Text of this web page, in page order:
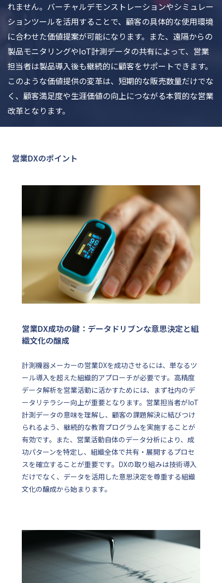
れません。バーチャルデモンストレーションやシミュレー
ションツールを活用することで、顧客の具体的な使用環境
に合わせた価値提案が可能になります。また、遠隔からの
製品モニタリングやIoT計測データの共有によって、営業
担当者は製品導入後も継続的に顧客をサポートできます。
このような価値提供の変革は、短期的な販売数量だけでな
く、顧客満足度や生涯価値の向上につながる本質的な営業
改革となります。
営業DXのポイント
営業DX成功の鍵：データドリブンな意思決定と組
織文化の醸成
計測機器メーカーの営業DXを成功させるには、単なるツ
ール導入を超えた組織的アプローチが必要です。高精度
データ解析を営業活動に活かすためには、まず社内のデ
ータリテラシー向上が重要となります。営業担当者がIoT
計測データの意味を理解し、顧客の課題解決に結びつけ
られるよう、継続的な教育プログラムを実施することが
有効です。また、営業活動自体のデータ分析により、成
功パターンを特定し、組織全体で共有・展開するプロセ
スを確立することが重要です。DXの取り組みは技術導入
だけでなく、データを活用した意思決定を尊重する組織
文化の醸成から始まります。